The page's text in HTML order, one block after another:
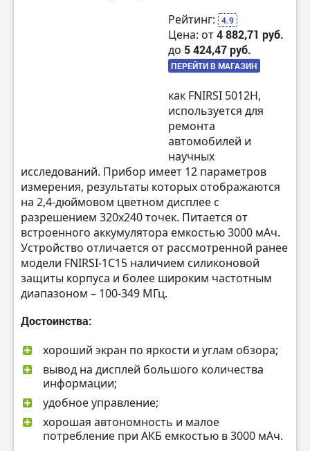
Рейтинг: 4.9
Цена: от4 882,71 руб.
до 5 424,47 руб.
ПЕРЕЙТИ В МАГАЗИН
как FNIRSI 5012H,
используется для
ремонта
автомобилей и
научных
исследований. Прибор имеет 12 параметров
измерения, результаты которых отображаются
на 2,4-дюймовом цветном дисплее с
разрешением 320х240 точек. Питается от
встроенного аккумулятора емкостью 3000 мАч.
Устройство отличается от рассмотренной ранее
модели FNIRSI-1C15 наличием силиконовой
защиты корпуса и более широким частотным
диапазоном – 100-349 МГц.
Достоинства:
хороший экран по яркости и углам обзора;
вывод на дисплей большого количества
информации;
удобное управление;
хорошая автономность и малое
потребление при АКБ емкостью в 3000 мАч.